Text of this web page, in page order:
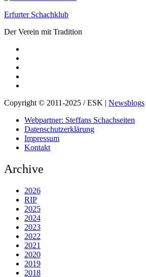
Erfurter Schachklub
Der Verein mit Tradition
Copyright © 2011-2025 / ESK | Newsblogs
Webpartner: Steffans Schachseiten
Datenschutzerklärung
Impressum
Kontakt
Archive
2026
RIP
2025
2024
2023
2022
2021
2020
2019
2018